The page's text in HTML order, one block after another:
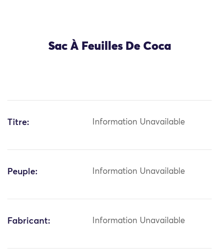
Sac À Feuilles De Coca
Titre: Information Unavailable
Peuple: Information Unavailable
Fabricant: Information Unavailable